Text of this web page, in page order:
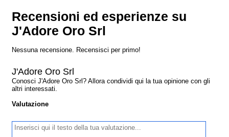
Recensioni ed esperienze su
J'Adore Oro Srl
Nessuna recensione. Recensisci per primo!
J'Adore Oro Srl
Conosci J'Adore Oro Srl? Allora condividi qui la tua opinione con gli
altri interessati.
Valutazione